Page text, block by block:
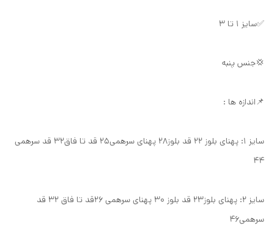
✅سایز ۱ تا ۳
💢جنس پنبه
📌اندازه ها :
سایز ۱: پهنای بلوز ۲۲ قد بلوز۲۸ پهنای سرهمی۲۵ قد تا فاق۳۲ قد سرهمی
۴۴
سایز ۲: پهنای بلوز۲۳ قد بلوز ۳۰ پهنای سرهمی ۲۶قد تا فاق ۳۲ قد
سرهمی۴۶